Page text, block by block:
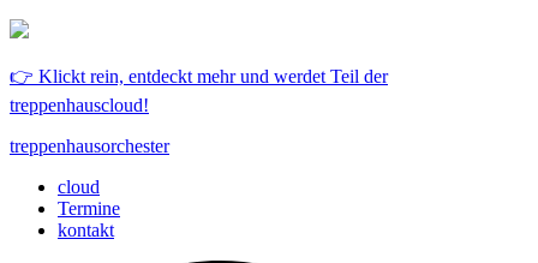
👉 Klickt rein, entdeckt mehr und werdet Teil der
treppenhauscloud!
treppenhausorchester
cloud
Termine
kontakt